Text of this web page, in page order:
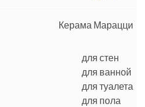
Керама Марацци
для стен
для ванной
для туалета
для пола